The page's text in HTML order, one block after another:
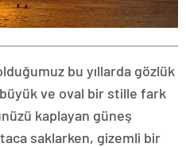
bu yıllarda gözlük
ve oval bir stille fark
kaplayan güneş
saklarken, gizemli bir